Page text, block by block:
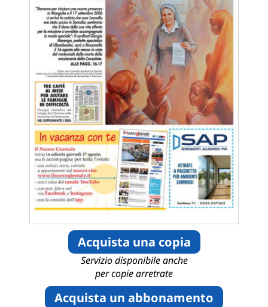
Acquista una copia
Servizio disponibile anche
per copie arretrate
Acquista un abbonamento